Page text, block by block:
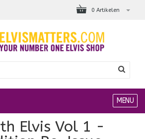
0 Artikelen
MENU
Elvis Vol 1 -